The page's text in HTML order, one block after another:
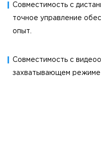
Совместимость с
точное управление
опыт.
Совместимость с
захватывающем режиме